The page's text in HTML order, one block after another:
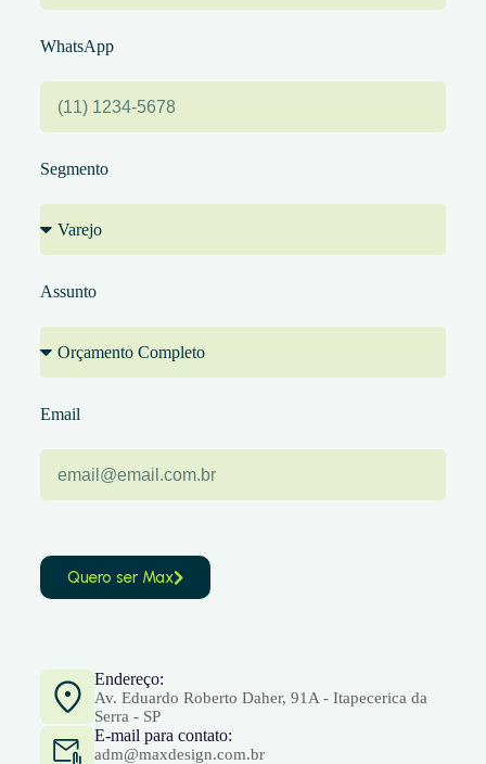
Endereço:
Av. Eduardo Roberto Daher, 91A - Itapecerica da
Serra - SP
E-mail para contato:
adm@maxdesign.com.br
WhatsApp
Segmento
Assunto
Email
Quero ser Max